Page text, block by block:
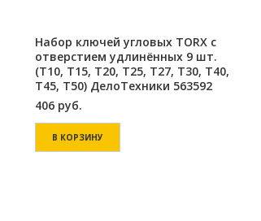
Набор ключей угловых TORX с
отверстием удлинённых 9 шт.
(Т10, Т15, Т20, Т25, Т27, Т30, Т40,
Т45, Т50) ДелоТехники 563592
406 руб.
В КОРЗИНУ